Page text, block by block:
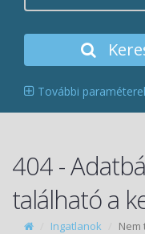
További
404 -
található a
Ingatlanok Nem